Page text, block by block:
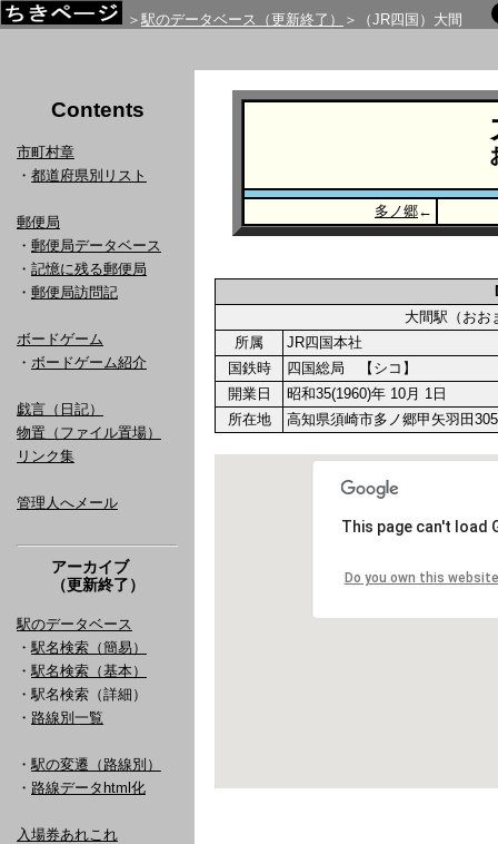
＞ 駅のデータベース（更新終了） ＞（JR四国）大間
Contents
市町村章
・ 都道府県別リスト
郵便局
・ 郵便局データベース
・ 記憶に残る郵便局
・ 郵便局訪問記
ボードゲーム
・ ボードゲーム紹介
戯言（日記）
物置（ファイル置場）
リンク集
管理人へメール
アーカイブ
（更新終了）
駅のデータベース
・ 駅名検索（簡易）
・ 駅名検索（基本）
・駅名検索（詳細）
・ 路線別一覧
・ 駅の変遷（路線別）
・ 路線データhtml化
入場券あれこれ
多ノ郷←
大間駅（お
所属
JR四国本社
国鉄時
四国総局 【シコ】
開業日
昭和35(1960)年 10月 1日
所在地
高知県須崎市多ノ郷甲矢羽田305